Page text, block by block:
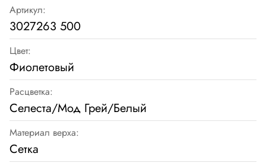
Артикул:
3027263 500
Цвет:
Фиолетовый
Расцветка:
Селеста/Мод Грей/Белый
Материал верха:
Сетка